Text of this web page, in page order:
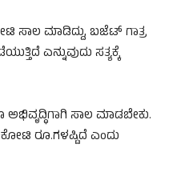
ಸಾಲ ಮಾಡಿದ್ದು, ಬಜೆಟ್ ಗಾತ್ರ
ಎನ್ನುವುದು ಸತ್ಯಕ್ಕೆ
ಸಾಲ ಮಾಡಬೇಕು.
ರೂ.ಗಳಷ್ಟಿದೆ ಎಂದು